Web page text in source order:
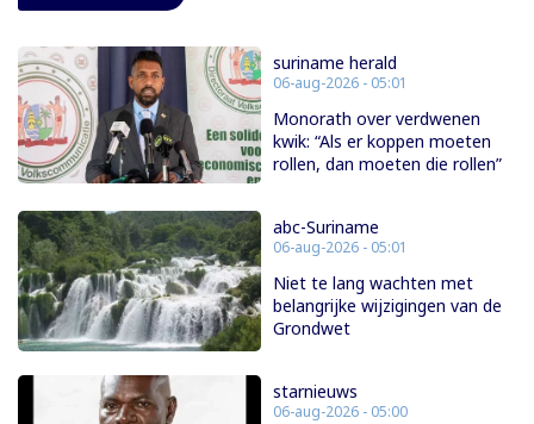
suriname herald
06-aug-2026 - 05:01
Monorath over verdwenen
kwik: “Als er koppen moeten
rollen, dan moeten die rollen”
abc-Suriname
06-aug-2026 - 05:01
Niet te lang wachten met
belangrijke wijzigingen van de
Grondwet
starnieuws
06-aug-2026 - 05:00